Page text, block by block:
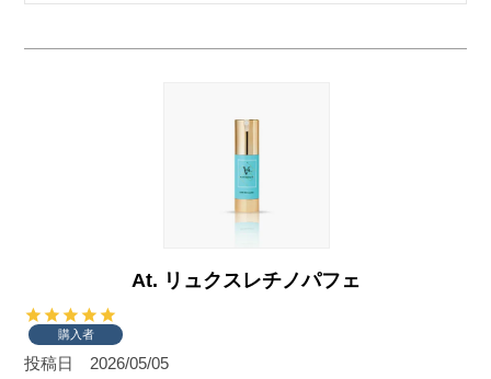
At. リュクスレチノパフェ
購入者
投稿日 2026/05/05